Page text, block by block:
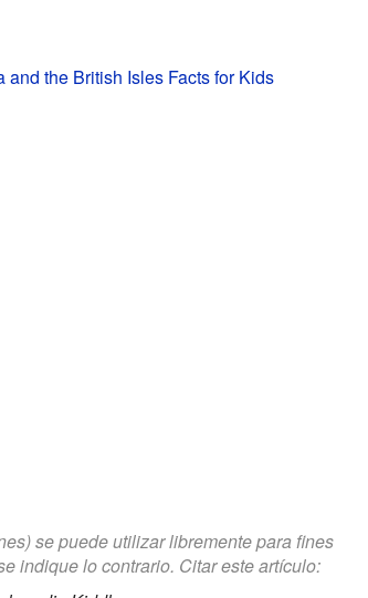
the British Isles Facts for Kids
se puede utilizar libremente para fines
indique lo contrario. Citar este artículo: